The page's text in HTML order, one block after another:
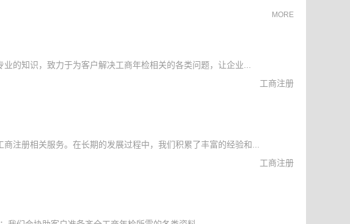
MORE
的知识，致力于为客户解决工商年检相关的各类问题，让企业...
工商注册
注册相关服务。在长期的发展过程中，我们积累了丰富的经验和...
工商注册